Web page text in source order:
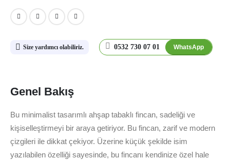
Size yardımcı olabiliriz. 0532 730 07 01 WhatsApp
Genel Bakış
Bu minimalist tasarımlı ahşap tabaklı fincan, sadeliği ve
kişiselleştirmeyi bir araya getiriyor. Bu fincan, zarif ve modern
çizgileri ile dikkat çekiyor. Üzerine küçük şekilde isim
yazılabilen özelliği sayesinde, bu fincanı kendinize özel hale